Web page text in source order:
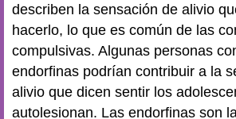
describen la sensación de alivio
hacerlo, lo que es común de las
compulsivas. Algunas personas
endorfinas podrían contribuir a la
alivio que dicen sentir los
autolesionan. Las endorfinas son